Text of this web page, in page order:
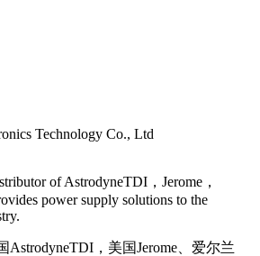
Technology Co., Ltd
of AstrodyneTDI，Jerome，
power supply solutions to the
，美国Jerome、爱尔兰